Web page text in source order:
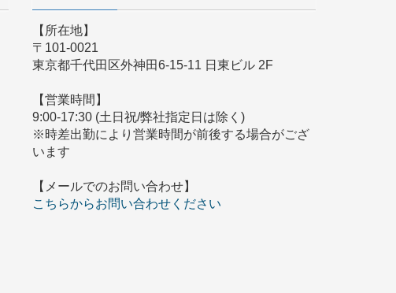
【所在地】
〒101-0021
東京都千代田区外神田6-15-11 日東ビル 2F
【営業時間】
9:00-17:30 (土日祝/弊社指定日は除く)
※時差出勤により営業時間が前後する場合がござ
います
【メールでのお問い合わせ】
こちらからお問い合わせください